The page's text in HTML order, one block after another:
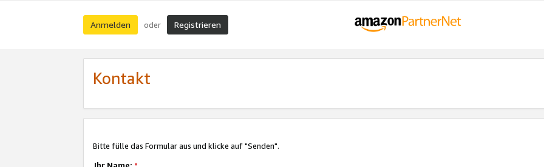
Anmelden oder Registrieren
Kontakt
Bitte fülle das Formular aus und klicke auf "Senden".